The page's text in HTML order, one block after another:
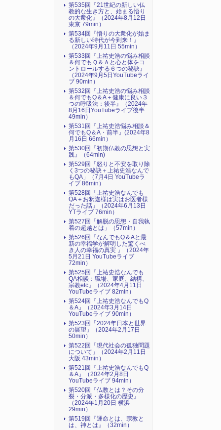
第535回『21世紀の新しい仏
教的な生き方と、始まる悟り
の大衆化』（2024年8月12日
東京 79min）
第534回『悟りの大衆化が始ま
る新しい時代が今到来！』
（2024年9月11日 55min）
第533回『上祐史浩の悩み相談
＆何でもＱ＆Ａと心と体をコ
ントロールする６つの秘訣』
（2024年9月5日YouTubeライ
ブ 90min）
第532回『上祐史浩の悩み相談
＆何でもQ＆A＋健康に良い３
つの呼吸法：後半』（2024年
8月16日YouTubeライブ後半
49min）
第531回『上祐史浩悩み相談＆
何でもQ＆A・前半』(2024年8
月16日 66min）
第530回『初期仏教の思想と実
践』（64min)
第529回「怒りと不安を取り除
く3つの秘訣＋上祐史浩なんで
もQA」（7月4日 YouTubeラ
イブ 86min）
第528回「上祐史浩なんでも
QA＋お釈迦様は実はお医者様
だった話」（2024年6月13日
YTライブ 76min）
第527回「解脱の思想・自我執
着の超越とは」（57min）
第526回『なんでもQ＆Aと最
新の幸福学が解明した驚くべ
き人の幸福の真実 』（2024年
5月21日 YouTubeライブ
72min）
第525回『上祐史浩なんでも
QA相談：職場、家庭、結構、
宗教etc』（2024年4月11日
YouTubeライブ 82min）
第524回『上祐史浩なんでもQ
＆A』（2024年3月14日
YouTubeライブ 90min）
第523回「2024年日本と世界
の展望」（2024年2月17日
50min）
第522回「現代社会の孤独問題
について」（2024年2月11日
大阪 43min）
第521回『上祐史浩なんでもQ
＆A』（2024年2月8日
YouTubeライブ 94min）
第520回『仏教とは？その分
裂・分派・多様化の歴史』
（2024年1月20日 横浜
29min）
第519回『運命とは、宗教と
は、神とは』（32min）